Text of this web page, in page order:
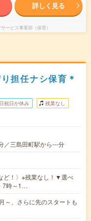
詳しく見る
ービス事業部（保育）
担任ナシ保育＊
祝日が休み 残業なし
／三島田町駅から---分
ど！〉※残業なし！▼選べ
7時～1…
、さらに先のスタートも